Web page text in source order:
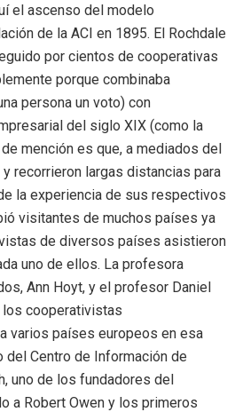
el ascenso del modelo
de la ACI en 1895. El Rochdale
por cientos de cooperativas
porque combinaba
persona un voto) con
del siglo XIX (como la
mención es que, a mediados del
recorrieron largas distancias para
la experiencia de sus respectivos
visitantes de muchos países ya
de diversos países asistieron
uno de ellos. La profesora
Ann Hoyt, y el profesor Daniel
los cooperativistas
varios países europeos en esa
del Centro de Información de
uno de los fundadores del
a Robert Owen y los primeros